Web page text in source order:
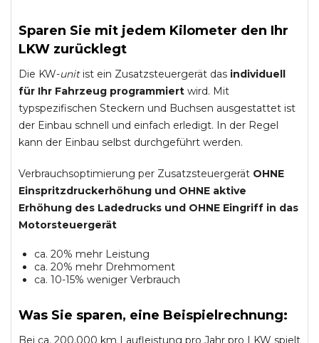
Sparen Sie mit jedem Kilometer den Ihr
LKW zurücklegt
Die KW-unitist ein Zusatzsteuergerät das individuell
für Ihr Fahrzeug programmiert wird. Mit
typspezifischen Steckern und Buchsen ausgestattet ist
der Einbau schnell und einfach erledigt. In der Regel
kann der Einbau selbst durchgeführt werden.
Verbrauchsoptimierung per Zusatzsteuergerät OHNE
Einspritzdruckerhöhung und OHNE aktive
Erhöhung des Ladedrucks und OHNE Eingriff in das
Motorsteuergerät
ca. 20% mehr Leistung
ca. 20% mehr Drehmoment
ca. 10-15% weniger Verbrauch
Was Sie sparen, eine Beispielrechnung:
Bei ca. 200.000 km Laufleistung pro Jahr pro LKW spielt